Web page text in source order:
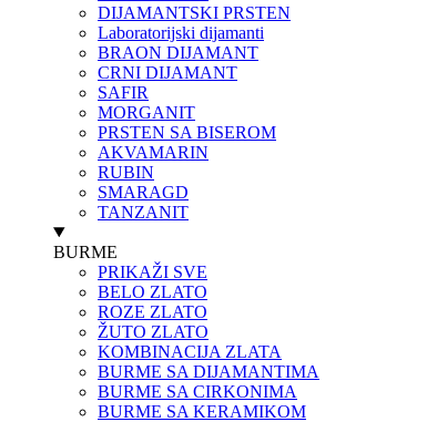
DIJAMANTSKI PRSTEN
Laboratorijski dijamanti
BRAON DIJAMANT
CRNI DIJAMANT
SAFIR
MORGANIT
PRSTEN SA BISEROM
AKVAMARIN
RUBIN
SMARAGD
TANZANIT
BURME
PRIKAŽI SVE
BELO ZLATO
ROZE ZLATO
ŽUTO ZLATO
KOMBINACIJA ZLATA
BURME SA DIJAMANTIMA
BURME SA CIRKONIMA
BURME SA KERAMIKOM